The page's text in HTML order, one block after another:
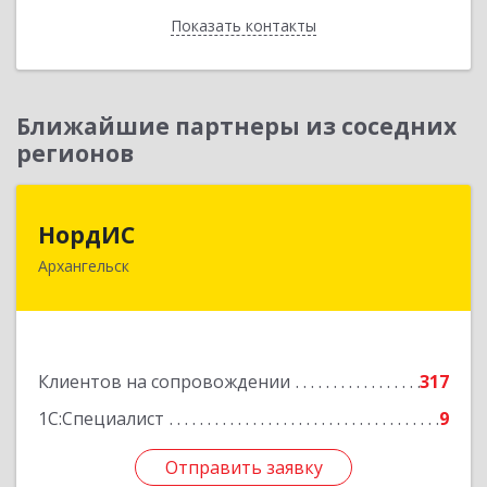
Показать контакты
Назад
Ближайшие партнеры из соседних
регионов
НордИС
Архангельск
Клиентов на сопровождении
317
1С:Специалист
9
Отправить заявку
163071, Архангельская обл, Архангельск г,
Отправить заявку